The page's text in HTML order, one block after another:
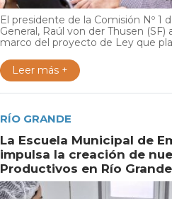
El presidente de la Comisión Nº 1
General, Raúl von der Thusen (SF)
marco del proyecto de Ley que
Leer más +
RÍO GRANDE
La Escuela Municipal de
impulsa la creación de
Productivos en Río Grande